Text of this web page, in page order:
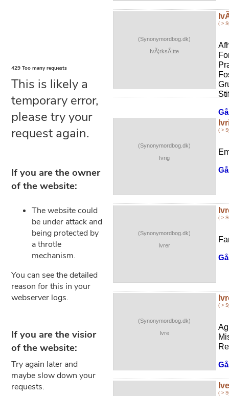
(Synonymordbog.dk)
IvÃ¦rksÃ¦tte
( >
(Synonymordbog.dk)
Ivrig
( >
(Synonymordbog.dk)
Ivrer
( >
(Synonymordbog.dk)
Ivre
( >
( >